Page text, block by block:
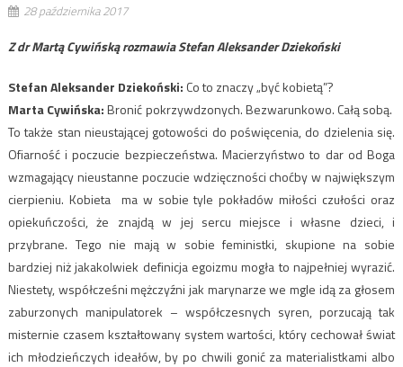
28 października 2017
Z dr Martą Cywińską rozmawia Stefan Aleksander Dziekoński
Stefan Aleksander Dziekoński: Co to znaczy „być kobietą”?
Marta Cywińska:Bronić pokrzywdzonych. Bezwarunkowo. Całą sobą.
To także stan nieustającej gotowości do poświęcenia, do dzielenia się.
Ofiarność i poczucie bezpieczeństwa. Macierzyństwo to dar od Boga
wzmagający nieustanne poczucie wdzięczności choćby w największym
cierpieniu. Kobieta ma w sobie tyle pokładów miłości czułości oraz
opiekuńczości, że znajdą w jej sercu miejsce i własne dzieci, i
przybrane. Tego nie mają w sobie feministki, skupione na sobie
bardziej niż jakakolwiek definicja egoizmu mogła to najpełniej wyrazić.
Niestety, współcześni mężczyźni jak marynarze we mgle idą za głosem
zaburzonych manipulatorek – współczesnych syren, porzucają tak
misternie czasem kształtowany system wartości, który cechował świat
ich młodzieńczych ideałów, by po chwili gonić za materialistkami albo